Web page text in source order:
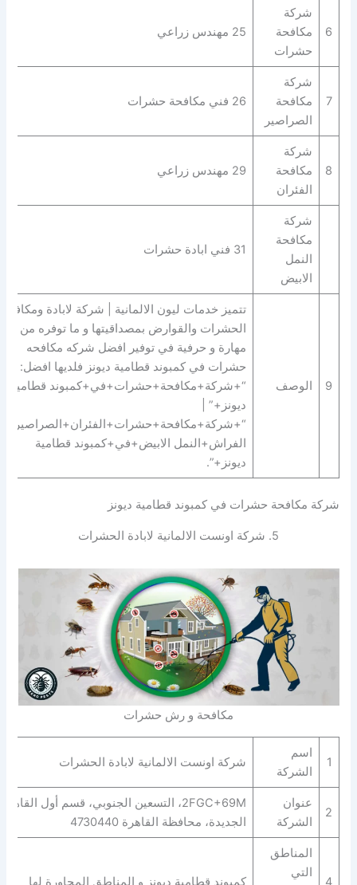
6
شركة
مكافحة
حشرات
25 مهندس زراعي
7
شركة
مكافحة
الصراصير
26 فني مكافحة حشرات
8
شركة
مكافحة
الفئران
29 مهندس زراعي
شركة
مكافحة
النمل
الابيض
31 فني ابادة حشرات
9 الوصف
تتميز خدمات ليون الالمانية | شركة لابادة ومكافحة
الحشرات والقوارض بمصداقيتها و ما توفره من
مهارة و حرفية في توفير افضل شركه مكافحه
حشرات في كمبوند قطامية ديونز فلديها افضل:
“+شركة+مكافحة+حشرات+في+كمبوند قطامية
ديونز+” |
الفراش+النمل الابيض+في+كمبوند قطامية
ديونز+”.
شركة مكافحة حشرات في كمبوند قطامية ديونز
5. شركة اونست الالمانية لابادة الحشرات
مكافحة و رش حشرات
1
اسم
الشركة
شركة اونست الالمانية لابادة الحشرات
2
عنوان
الشركة
2FGC+69M، التسعين الجنوبي، قسم أول القاهرة
الجديدة، محافظة القاهرة‬ 4730440
4
المناطق
التي
كمبوند قطامية ديونز و المناطق المجاورة لها